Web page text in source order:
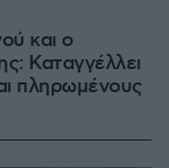
και ο
Καταγγέλλει
πληρωμένους